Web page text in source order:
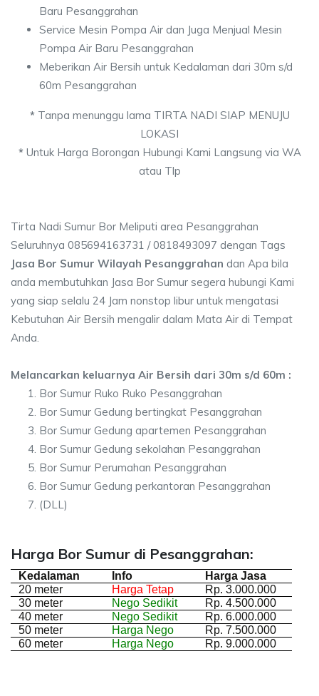
Baru Pesanggrahan
Service Mesin Pompa Air dan Juga Menjual Mesin
Pompa Air Baru Pesanggrahan
Meberikan Air Bersih untuk Kedalaman dari 30m s/d
60m Pesanggrahan
*Tanpa menunggu lama TIRTA NADI SIAP MENUJU
LOKASI
*Untuk Harga Borongan Hubungi Kami Langsung via WA
atau Tlp
Tirta Nadi Sumur Bor Meliputi area Pesanggrahan
Seluruhnya 085694163731 / 0818493097 dengan Tags
Jasa Bor Sumur Wilayah Pesanggrahan dan Apa bila
anda membutuhkan Jasa Bor Sumur segera hubungi Kami
yang siap selalu 24 Jam nonstop libur untuk mengatasi
Kebutuhan Air Bersih mengalir dalam Mata Air di Tempat
Anda.
Melancarkan keluarnya Air Bersih dari 30m s/d 60m :
Bor Sumur Ruko Ruko Pesanggrahan
Bor Sumur Gedung bertingkat Pesanggrahan
Bor Sumur Gedung apartemen Pesanggrahan
Bor Sumur Gedung sekolahan Pesanggrahan
Bor Sumur Perumahan Pesanggrahan
Bor Sumur Gedung perkantoran Pesanggrahan
(DLL)
Harga Bor Sumur di Pesanggrahan:
Kedalaman Info
Harga Jasa
20 meter
Harga Tetap
Rp. 3.000.000
30 meter
Nego Sedikit
Rp. 4.500.000
40 meter
Nego Sedikit
Rp. 6.000.000
50 meter
Harga Nego
Rp. 7.500.000
60 meter
Harga Nego Rp. 9.000.000